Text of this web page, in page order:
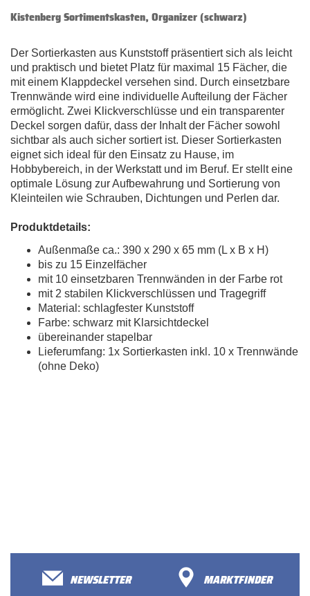
Kistenberg Sortimentskasten, Organizer (schwarz)
Der Sortierkasten aus Kunststoff präsentiert sich als leicht
und praktisch und bietet Platz für maximal 15 Fächer, die
mit einem Klappdeckel versehen sind. Durch einsetzbare
Trennwände wird eine individuelle Aufteilung der Fächer
ermöglicht. Zwei Klickverschlüsse und ein transparenter
Deckel sorgen dafür, dass der Inhalt der Fächer sowohl
sichtbar als auch sicher sortiert ist. Dieser Sortierkasten
eignet sich ideal für den Einsatz zu Hause, im
Hobbybereich, in der Werkstatt und im Beruf. Er stellt eine
optimale Lösung zur Aufbewahrung und Sortierung von
Kleinteilen wie Schrauben, Dichtungen und Perlen dar.
Produktdetails:
Außenmaße ca.: 390 x 290 x 65 mm (L x B x H)
bis zu 15 Einzelfächer
mit 10 einsetzbaren Trennwänden in der Farbe rot
mit 2 stabilen Klickverschlüssen und Tragegriff
Material: schlagfester Kunststoff
Farbe: schwarz mit Klarsichtdeckel
übereinander stapelbar
Lieferumfang: 1x Sortierkasten inkl. 10 x Trennwände
(ohne Deko)
NEWSLETTER
MARKTFINDER